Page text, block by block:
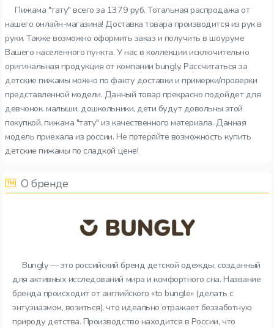
Пижама "тату" всего за 1379 руб. Тотальная распродажа от
нашего онлайн-магазина! Доставка товара производится из рук в
руки. Также возможно оформить заказ и получить в шоуруме
Вашего населенного пункта. У нас в коллекции исключительно
оригинальная продукция от компании bungly. Рассчитаться за
детские пижамы можно по факту доставки и примерки/проверки
представленной модели. Данный товар прекрасно подойдет для
девчонок. малыши, дошкольники, дети будут довольны этой
покупкой. пижама "тату" из качественного материала. Данная
модель приехала из россии. Не потеряйте возможность купить
детские пижамы по сладкой цене!
О бренде
Bungly — это российский бренд детской одежды, созданный
для активных исследований мира и комфортного сна. Название
бренда происходит от английского «to bungle» (делать с
энтузиазмом, возиться), что идеально отражает беззаботную
природу детства. Производство находится в России, что